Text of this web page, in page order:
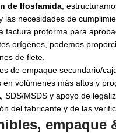
de Ifosfamida ,
las necesidades de
factura proforma para
orígenes, podemos
de flete.
de empaque secundario/
en volúmenes más altos y
SDS/MSDS y apoyo de
del fabricante y de las